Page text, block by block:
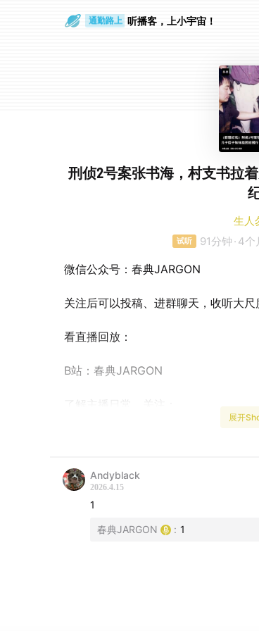
通勤路上 听播客，上小宇宙！
刑侦2号案张书海，村支书拉
生人
试听 91分钟 · 4个
微信公众号：春典JARGON
关注后可以投稿、进群聊天，收听大
看直播回放：
B站：春典JARGON
了解主播日常，关注：
资料来源：
《死罪难逃》张茂龙 何晖 著
《中原较量：河南郑州 12・9 系列银
展开
Andyblack
2026.4.15
1
春典JARGON : 1